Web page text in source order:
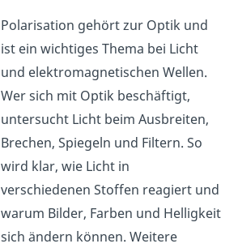
Polarisation gehört zur Optik und
ist ein wichtiges Thema bei Licht
und elektromagnetischen Wellen.
Wer sich mit Optik beschäftigt,
untersucht Licht beim Ausbreiten,
Brechen, Spiegeln und Filtern. So
wird klar, wie Licht in
verschiedenen Stoffen reagiert und
warum Bilder, Farben und Helligkeit
sich ändern können. Weitere